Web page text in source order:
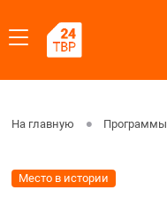
На главную Программы
Место в истории